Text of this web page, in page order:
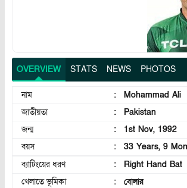
OVERVIEW STATS NEWS PHOTOS
নাম :
Mohammad Ali
জাতীয়তা
:
Pakistan
জন্ম
:
1st Nov, 1992
বয়স
:
33 Years, 9
ব্যাটিংয়ের ধরণ
:
Right Hand Bat
খেলাতে ভূমিকা
:
বোলার